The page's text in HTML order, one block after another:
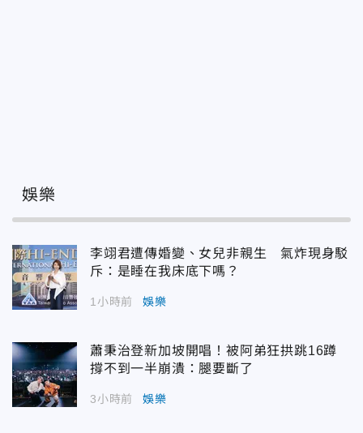
娛樂
李翊君遭傳婚變、女兒非親生 氣炸現身駁
斥：是睡在我床底下嗎？
1小時前 娛樂
蕭秉治登新加坡開唱！被阿弟狂拱跳16蹲
撐不到一半崩潰：腿要斷了
3小時前 娛樂